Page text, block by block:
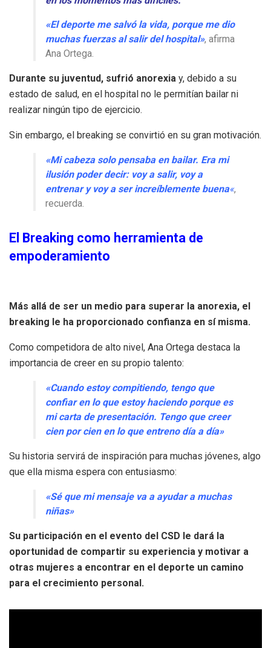
«El deporte me salvó la vida, porque me dio
muchas fuerzas al salir del hospital», afirma
Ana Ortega.
Durante su juventud, sufrió anorexia y, debido a su
estado de salud, en el hospital no le permitían bailar ni
realizar ningún tipo de ejercicio.
Sin embargo, el breaking se convirtió en su gran motivación.
«Mi cabeza solo pensaba en bailar. Era mi
ilusión poder decir: voy a salir, voy a
entrenar y voy a ser increíblemente buena«,
recuerda.
El Breaking como herramienta de
empoderamiento
Más allá de ser un medio para superar la anorexia, el
breaking le ha proporcionado confianza en sí misma.
Como competidora de alto nivel, Ana Ortega destaca la
importancia de creer en su propio talento:
«Cuando estoy compitiendo, tengo que
confiar en lo que estoy haciendo porque es
mi carta de presentación. Tengo que creer
cien por cien en lo que entreno día a día»
Su historia servirá de inspiración para muchas jóvenes, algo
que ella misma espera con entusiasmo:
«Sé que mi mensaje va a ayudar a muchas
niñas»
Su participación en el evento del CSD le dará la
oportunidad de compartir su experiencia y motivar a
otras mujeres a encontrar en el deporte un camino
para el crecimiento personal.